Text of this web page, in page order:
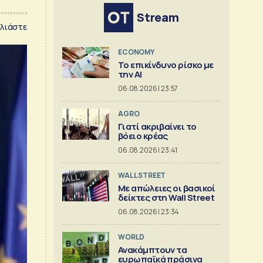
Stream
ECONOMY
Το επικίνδυνο ρίσκο με
την ΑΙ
06.08.2026 | 23:57
AGRO
Γιατί ακριβαίνει το
βόειο κρέας
06.08.2026 | 23:41
WALL STREET
Με απώλειες οι βασικοί
δείκτες στη Wall Street
06.08.2026 | 23:34
WORLD
Ανακάμπτουν τα
ευρωπαϊκά πράσινα